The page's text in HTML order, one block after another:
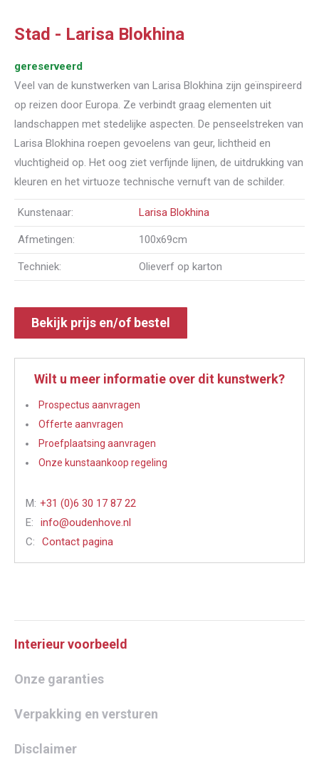
Stad - Larisa Blokhina
gereserveerd
Veel van de kunstwerken van Larisa Blokhina zijn geïnspireerd
op reizen door Europa. Ze verbindt graag elementen uit
landschappen met stedelijke aspecten. De penseelstreken van
Larisa Blokhina roepen gevoelens van geur, lichtheid en
vluchtigheid op. Het oog ziet verfijnde lijnen, de uitdrukking van
kleuren en het virtuoze technische vernuft van de schilder.
Kunstenaar: Larisa Blokhina
Afmetingen: 100x69cm
Techniek: Olieverf op karton
Bekijk prijs en/of bestel
Wilt u meer informatie over dit kunstwerk?
Prospectus aanvragen
Offerte aanvragen
Proefplaatsing aanvragen
Onze kunstaankoop regeling
M: +31 (0)6 30 17 87 22
E:
info@oudenhove.nl
C:
Contact pagina
Interieur voorbeeld
Onze garanties
Verpakking en versturen
Disclaimer